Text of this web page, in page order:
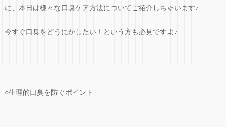
に、本日は様々な口臭ケア方法についてご紹介しちゃいます♪
今すぐ口臭をどうにかしたい！という方も必見ですよ♪
○生理的口臭を防ぐポイント